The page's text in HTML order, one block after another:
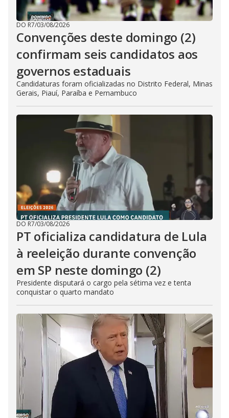
DO R7/03/08/2026
Convenções deste domingo (2)
confirmam seis candidatos aos
governos estaduais
Candidaturas foram oficializadas no Distrito Federal, Minas
Gerais, Piauí, Paraíba e Pernambuco
DO R7/03/08/2026
PT oficializa candidatura de Lula
à reeleição durante convenção
em SP neste domingo (2)
Presidente disputará o cargo pela sétima vez e tenta
conquistar o quarto mandato